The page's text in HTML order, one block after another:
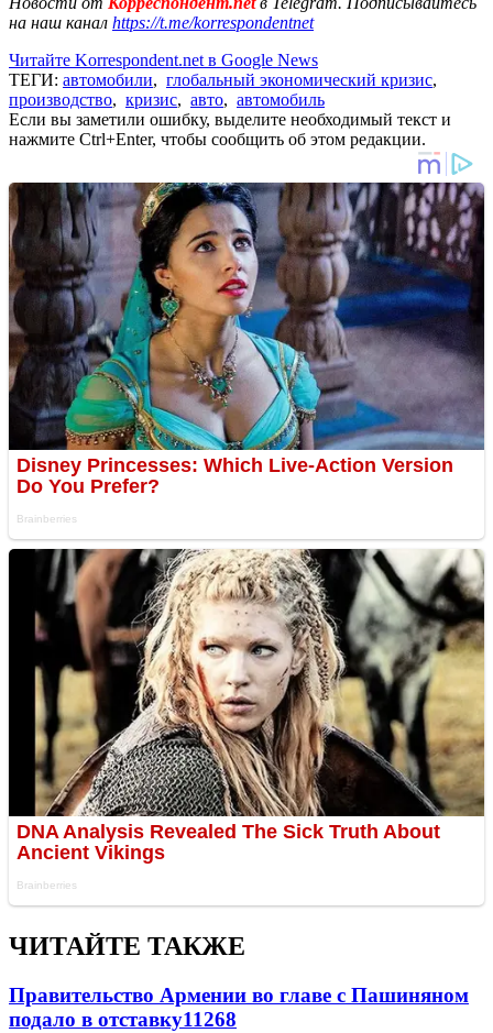
на наш канал https://t.me/korrespondentnet
Читайте Korrespondent.net в Google News
ТЕГИ: автомобили, глобальный экономический кризис,
производство, кризис, авто, автомобиль
Если вы заметили ошибку, выделите необходимый текст и
нажмите Ctrl+Enter, чтобы сообщить об этом редакции.
ЧИТАЙТЕ ТАКЖЕ
Правительство Армении во главе с Пашиняном
подало в отставку11268